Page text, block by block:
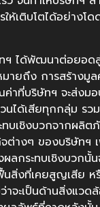
ห้เติบโตได้อย่างโด
ฯ ได้พัฒนาต่อยอด
ายถึง การสร้างมูล
าที่บริษัทฯ จะส่งม
นได้เสียทุกกลุ่ม รว
ทบเชิงบวกจากผลิ
ต่างๆ ของบริษัทฯ
ลกระทบเชิงบวกนั้น
สิ่งที่เคยสูญเสีย ห
จะเป็นด้านสิ่งแวด